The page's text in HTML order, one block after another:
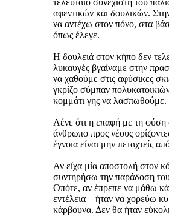
τελευταίο συνεχιστή του
αφεντικών και δουλικών.
να αντέχω στον πόνο, στα
όπως έλεγε.
Η δουλειά στον κήπο δεν
λυκαυγές βγαίναμε στην
να χαθούμε στις αφύσικες
γκρίζο σύμπαν
κομμάτι γης να λασπωθούμε.
Λένε ότι η επαφή με τη φύση
άνθρωπο προς νέους
έγνοια είναι μην πεταχτείς
Αν είχα μία αποστολή στον
συντηρήσω την παράδοση
Οπότε, αν έπρεπε να μάθω
εντέλεια – ήταν να χορεύω
κάρβουνα. Δεν θα ήταν